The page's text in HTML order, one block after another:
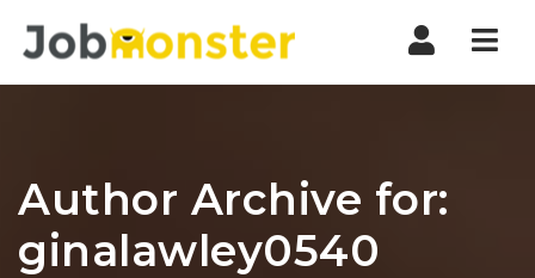
Author Archive for:
ginalawley0540